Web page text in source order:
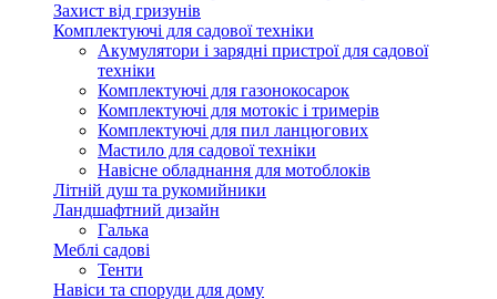
Захист від гризунів
Комплектуючі для садової техніки
Акумулятори і зарядні пристрої для садової
техніки
Комплектуючі для газонокосарок
Комплектуючі для мотокіс і тримерів
Комплектуючі для пил ланцюгових
Мастило для садової техніки
Навісне обладнання для мотоблоків
Літній душ та рукомийники
Ландшафтний дизайн
Галька
Меблі садові
Тенти
Навіси та споруди для дому